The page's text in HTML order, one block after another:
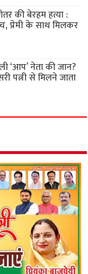
की बेरहम हत्या :
प्रेमी के साथ मिलकर
‘आप’ नेता की जान?
पत्नी से मिलने जाता